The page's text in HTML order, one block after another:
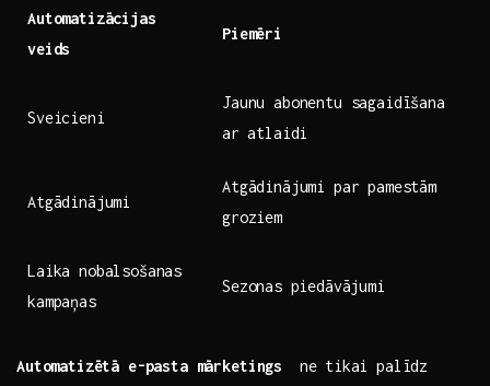
Automatizācijas
veids
Piemēri
Sveicieni
Jaunu abonentu​ sagaidīšana‍
ar ⁣atlaidi
Atgādinājumi
Atgādinājumi par‌ pamestām
groziem
Laika nobalsošanas​
kampaņas
Sezonas ⁣piedāvājumi
Automatizētā e-pasta mārketings ​ ne ⁣tikai palīdz